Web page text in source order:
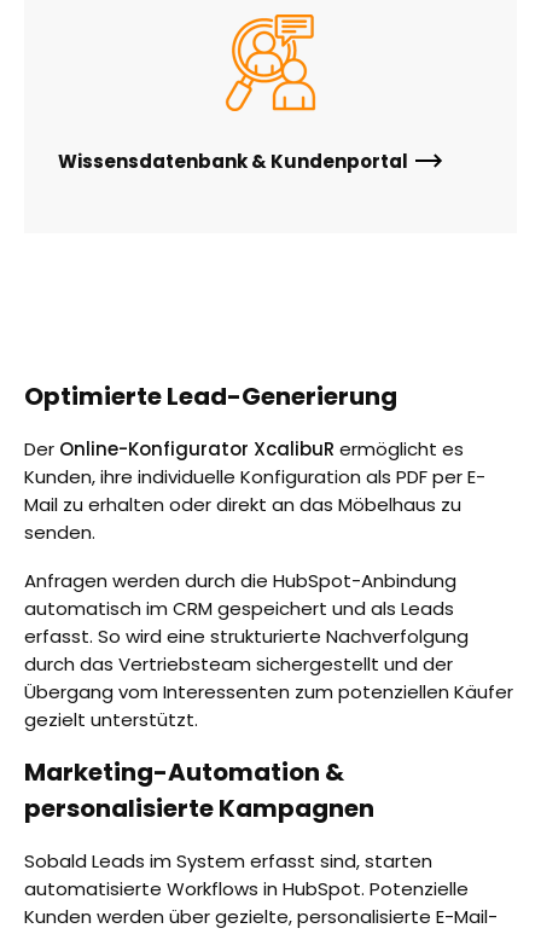
Wissensdatenbank & Kundenportal
Optimierte Lead-Generierung
Der Online-Konfigurator XcalibuR ermöglicht es
Kunden, ihre individuelle Konfiguration als PDF per E-
Mail zu erhalten oder direkt an das Möbelhaus zu
senden.
Anfragen werden durch die HubSpot-Anbindung
automatisch im CRM gespeichert und als Leads
erfasst. So wird eine strukturierte Nachverfolgung
durch das Vertriebsteam sichergestellt und der
Übergang vom Interessenten zum potenziellen Käufer
gezielt unterstützt.
Marketing-Automation &
personalisierte Kampagnen
Sobald Leads im System erfasst sind, starten
automatisierte Workflows in HubSpot. Potenzielle
Kunden werden über gezielte, personalisierte E-Mail-